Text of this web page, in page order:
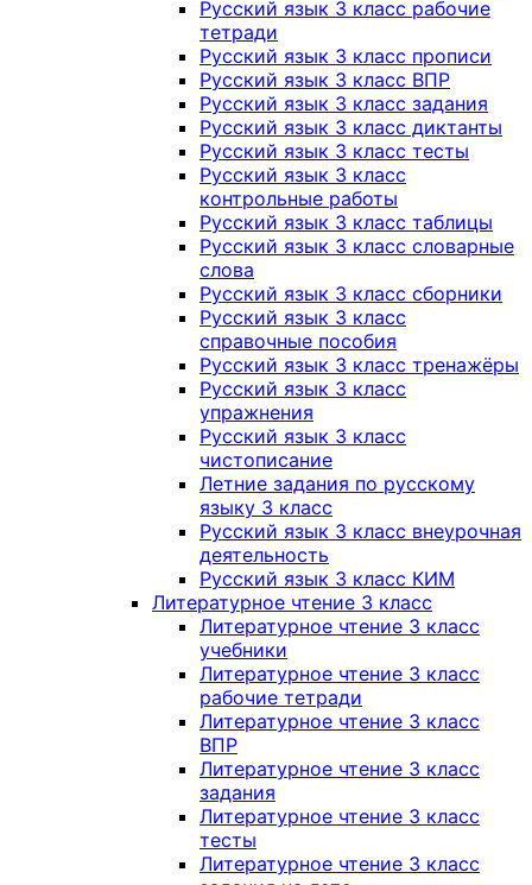
Русский язык 3 класс рабочие
тетради
Русский язык 3 класс прописи
Русский язык 3 класс ВПР
Русский язык 3 класс задания
Русский язык 3 класс диктанты
Русский язык 3 класс тесты
Русский язык 3 класс
контрольные работы
Русский язык 3 класс таблицы
Русский язык 3 класс словарные
слова
Русский язык 3 класс сборники
Русский язык 3 класс
справочные пособия
Русский язык 3 класс тренажёры
Русский язык 3 класс
упражнения
Русский язык 3 класс
чистописание
Летние задания по русскому
языку 3 класс
Русский язык 3 класс внеурочная
деятельность
Русский язык 3 класс КИМ
Литературное чтение 3 класс
Литературное чтение 3 класс
учебники
Литературное чтение 3 класс
рабочие тетради
Литературное чтение 3 класс
ВПР
Литературное чтение 3 класс
задания
Литературное чтение 3 класс
тесты
Литературное чтение 3 класс